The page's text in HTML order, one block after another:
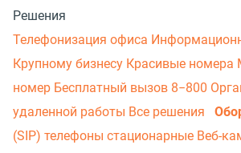
Решения
Телефонизация офиса
Крупному бизнесу Красивые номера
номер Бесплатный вызов 8−800
удаленной работы Все решения
(SIP) телефоны стационарные Веб-